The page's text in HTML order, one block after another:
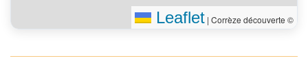
Leaflet | Corrèze découverte ©